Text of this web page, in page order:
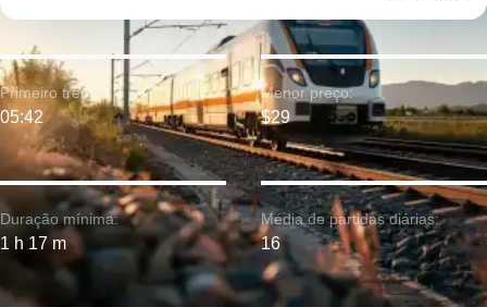
Duração mínima:
1 h 17 m
Primeiro trem:
05:42
Menor preço:
$29
Média de partidas diárias:
16